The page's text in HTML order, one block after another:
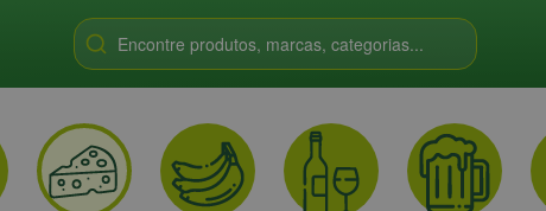
Encontre produtos, marcas, categorias...